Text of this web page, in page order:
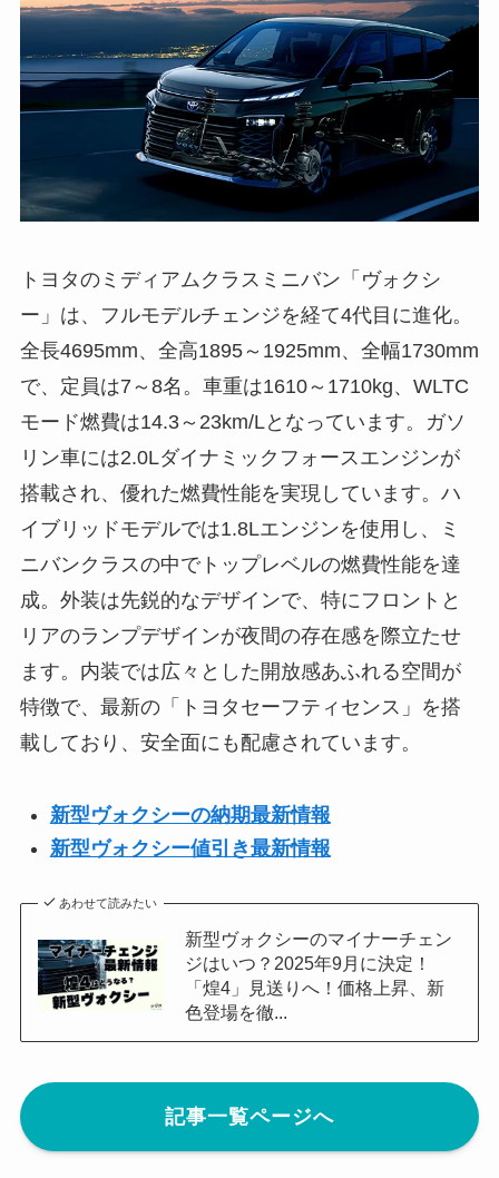
トヨタのミディアムクラスミニバン「ヴォクシ
ー」は、フルモデルチェンジを経て4代目に進化。
全長4695mm、全高1895～1925mm、全幅1730mm
で、定員は7～8名。車重は1610～1710kg、WLTC
モード燃費は14.3～23km/Lとなっています。ガソ
リン車には2.0Lダイナミックフォースエンジンが
搭載され、優れた燃費性能を実現しています。ハ
イブリッドモデルでは1.8Lエンジンを使用し、ミ
ニバンクラスの中でトップレベルの燃費性能を達
成。外装は先鋭的なデザインで、特にフロントと
リアのランプデザインが夜間の存在感を際立たせ
ます。内装では広々とした開放感あふれる空間が
特徴で、最新の「トヨタセーフティセンス」を搭
載しており、安全面にも配慮されています。
新型ヴォクシーの納期最新情報
新型ヴォクシー値引き最新情報
あわせて読みたい
新型ヴォクシーのマイナーチェン
ジはいつ？2025年9月に決定！
「煌4」見送りへ！価格上昇、新
色登場を徹...
記事一覧ページへ